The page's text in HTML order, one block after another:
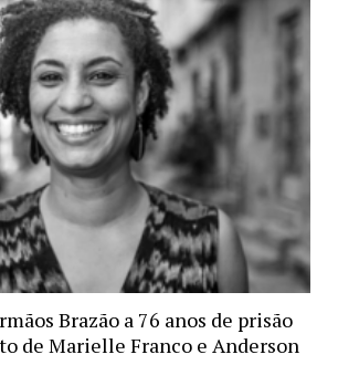
Brazão a 76 anos de prisão
de Marielle Franco e Anderson